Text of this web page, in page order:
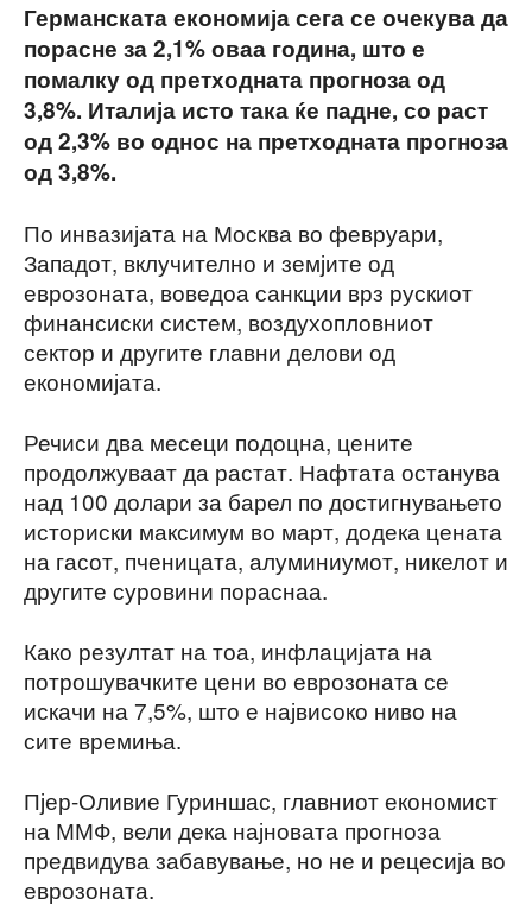
Германската економија сега се очекува да
порасне за 2,1% оваа година, што е
помалку од претходната прогноза од
3,8%. Италија исто така ќе падне, со раст
од 2,3% во однос на претходната прогноза
од 3,8%.
По инвазијата на Москва во февруари,
Западот, вклучително и земјите од
еврозоната, воведоа санкции врз рускиот
финансиски систем, воздухопловниот
сектор и другите главни делови од
економијата.
Речиси два месеци подоцна, цените
продолжуваат да растат. Нафтата останува
над 100 долари за барел по достигнувањето
историски максимум во март, додека цената
на гасот, пченицата, алуминиумот, никелот и
другите суровини пораснаа.
Како резултат на тоа, инфлацијата на
потрошувачките цени во еврозоната се
искачи на 7,5%, што е највисоко ниво на
сите времиња.
Пјер-Оливие Гуриншас, главниот економист
на ММФ, вели дека најновата прогноза
предвидува забавување, но не и рецесија во
еврозоната.